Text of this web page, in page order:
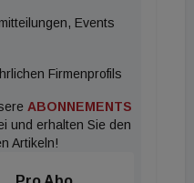
Events
Firmenprofils
ABONNEMENTS
und erhalten Sie den
Artikeln!